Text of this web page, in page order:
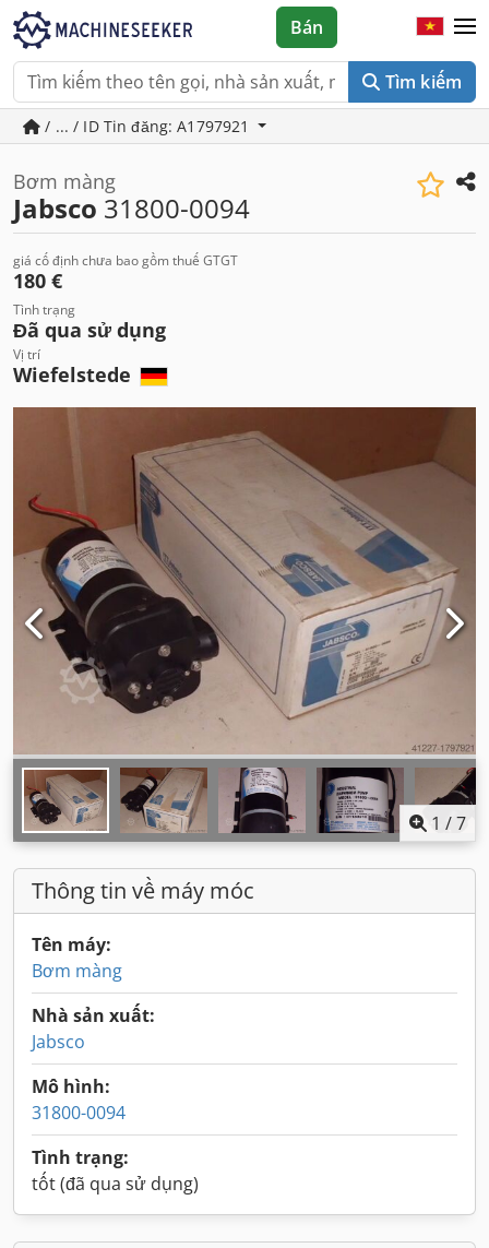
Tìm kiếm
Bán
/ ... / ID Tin đăng: A1797921
Bơm màng
Jabsco 31800-0094
giá cố định chưa bao gồm thuế GTGT
180 €
Tình trạng
Đã qua sử dụng
Vị trí
Wiefelstede
1 /7
Thông tin về máy móc
Tên máy:
Bơm màng
Nhà sản xuất:
Jabsco
Mô hình:
31800-0094
Tình trạng:
tốt (đã qua sử dụng)